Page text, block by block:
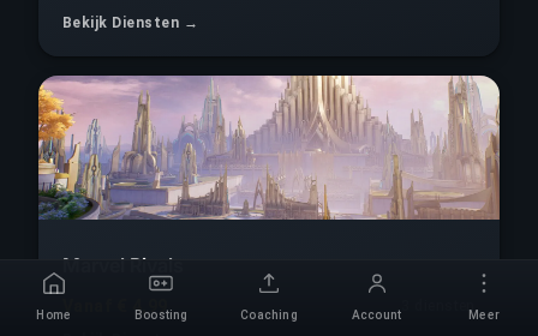
Bekijk Diensten →
Marvel Rivals
Vanaf € 4,99
3 diensten
Home Boosting Coaching Account Meer